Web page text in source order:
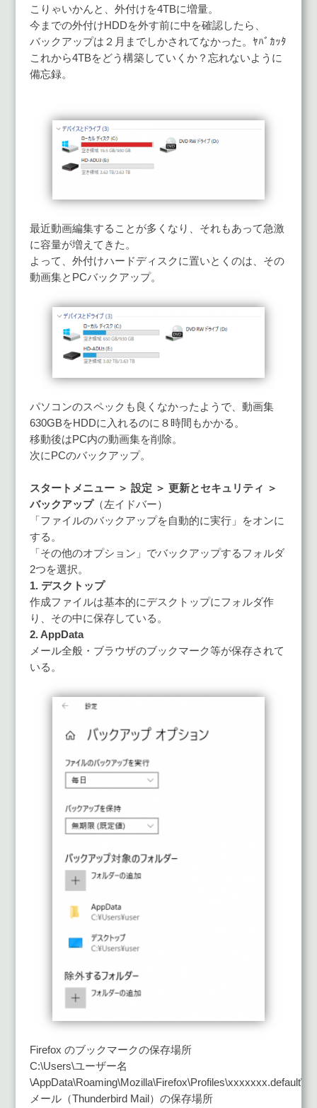
こりゃいかんと、外付けを4TBに増量。
今までの外付けHDDを外す前に中を確認したら、
バックアップは２月までしかされてなかった。ﾔﾊﾞｶｯﾀ
これから4TBをどう構築していくか？忘れないように
備忘録。
最近動画編集することが多くなり、それもあって急激
に容量が増えてきた。
よって、外付けハードディスクに置いとくのは、その
動画集とPCバックアップ。
パソコンのスペックも良くなかったようで、動画集
630GBをHDDに入れるのに８時間もかかる。
移動後はPC内の動画集を削除。
次にPCのバックアップ。
スタートメニュー ＞ 設定 ＞ 更新とセキュリティ ＞
バックアップ（左イドバー）
「ファイルのバックアップを自動的に実行」をオンに
する。
「その他のオプション」でバックアップするフォルダ
2つを選択。
1. デスクトップ
作成ファイルは基本的にデスクトップにフォルダ作
り、その中に保存している。
2. AppData
メール全般・ブラウザのブックマーク等が保存されて
いる。
Firefox のブックマークの保存場所
C:\Users\ユーザー名
メール（Thunderbird Mail）の保存場所